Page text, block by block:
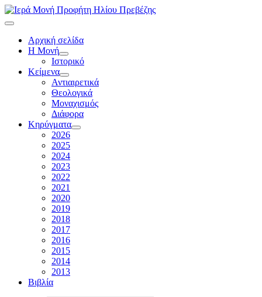
Αρχική σελίδα
Η Μονή
Ιστορικό
Κείμενα
Αντιαιρετικά
Θεολογικά
Μοναχισμός
Διάφορα
Κηρύγματα
2026
2025
2024
2023
2022
2021
2020
2019
2018
2017
2016
2015
2014
2013
Βιβλία